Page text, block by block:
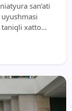
san’ati
taniqli xatto...